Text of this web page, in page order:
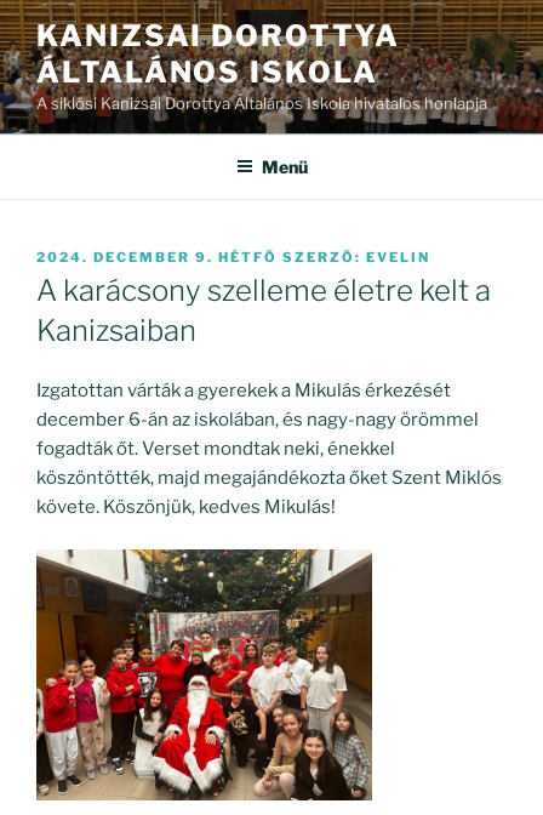
Tartalomhoz
KANIZSAI DOROTTYA
ÁLTALÁNOS ISKOLA
A siklósi Kanizsai Dorottya Általános Iskola hivatalos honlapja
Menü
BEKÜLDVE:
2024. DECEMBER 9. HÉTFŐ SZERZŐ: EVELIN
A karácsony szelleme életre kelt a
Kanizsaiban
Izgatottan várták a gyerekek a Mikulás érkezését
december 6-án az iskolában, és nagy-nagy örömmel
fogadták őt. Verset mondtak neki, énekkel
köszöntötték, majd megajándékozta őket Szent Miklós
követe. Köszönjük, kedves Mikulás!